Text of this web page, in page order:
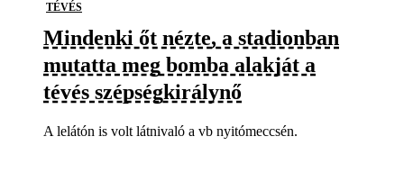
TÉVÉS
Mindenki őt nézte, a stadionban
mutatta meg bomba alakját a
tévés szépségkirálynő
A lelátón is volt látnivaló a vb nyitómeccsén.